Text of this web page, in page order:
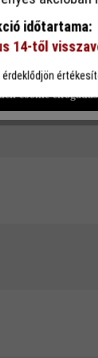
Önnek...
Csak
cookie
időtartama:
14-től